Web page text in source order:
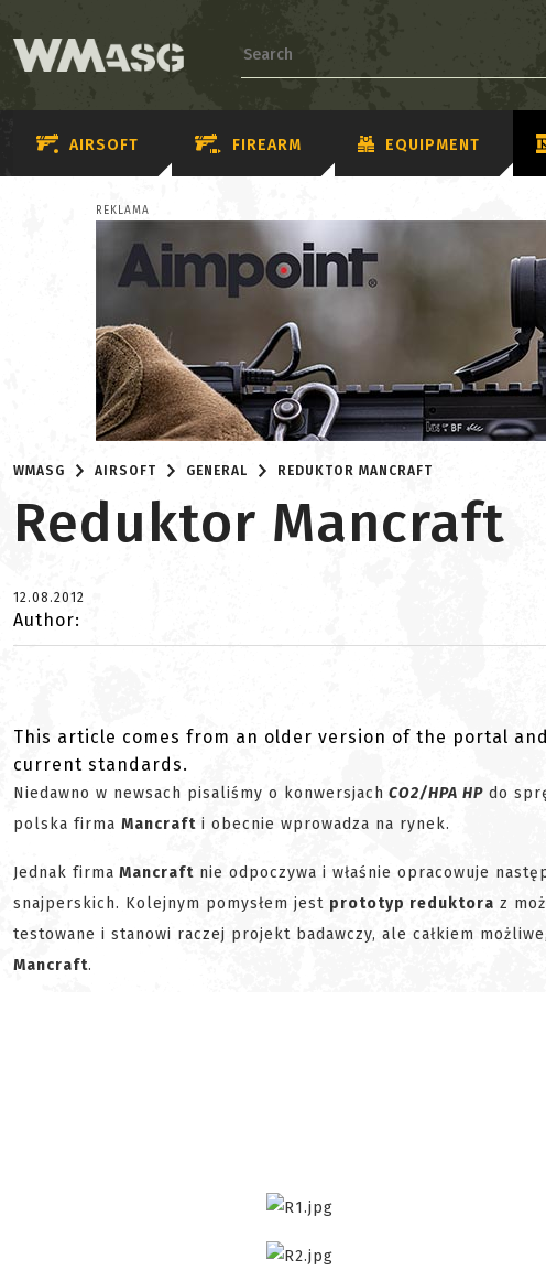
AIRSOFT FIREARM EQUIPMENT
REKLAMA
WMASG AIRSOFT GENERAL REDUKTOR MANCRAFT
Reduktor Mancraft
12.08.2012
Author:
This article comes from an older version of the portal
current standards.
Niedawno w newsach pisaliśmy o konwersjach CO2/HPA HP do
polska firma Mancraft i obecnie wprowadza na rynek.
Jednak firma Mancraft nie odpoczywa i właśnie opracowuje
snajperskich. Kolejnym pomysłem jest prototyp reduktora z
testowane i stanowi raczej projekt badawczy, ale całkiem
Mancraft.